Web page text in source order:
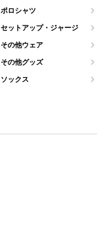
ポロシャツ
セットアップ・ジャージ
その他ウェア
その他グッズ
ソックス